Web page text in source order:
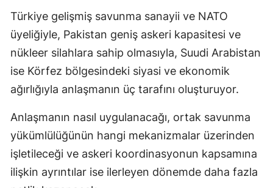
Türkiye gelişmiş savunma sanayii ve NATO
üyeliğiyle, Pakistan geniş askeri kapasitesi ve
nükleer silahlara sahip olmasıyla, Suudi Arabistan
ise Körfez bölgesindeki siyasi ve ekonomik
ağırlığıyla anlaşmanın üç tarafını oluşturuyor.
Anlaşmanın nasıl uygulanacağı, ortak savunma
yükümlülüğünün hangi mekanizmalar üzerinden
işletileceği ve askeri koordinasyonun kapsamına
ilişkin ayrıntılar ise ilerleyen dönemde daha fazla